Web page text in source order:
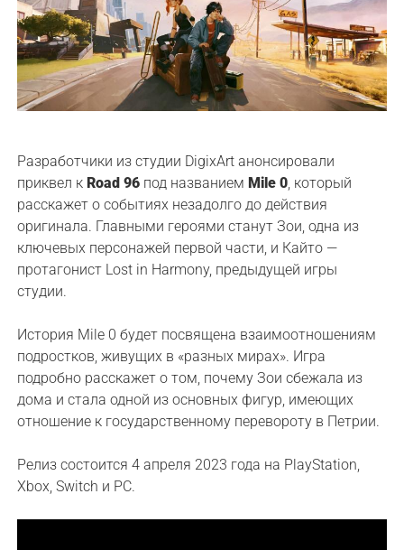
Разработчики из студии DigixArt анонсировали
приквел кRoad 96 под названиемMile 0 , который
расскажет о событиях незадолго до действия
оригинала. Главными героями станут Зои, одна из
ключевых персонажей первой части, и Кайто —
протагонист Lost in Harmony, предыдущей игры
студии.
История Mile 0 будет посвящена взаимоотношениям
подростков, живущих в «разных мирах». Игра
подробно расскажет о том, почему Зои сбежала из
дома и стала одной из основных фигур, имеющих
отношение к государственному перевороту в Петрии.
Релиз состоится 4 апреля 2023 года на PlayStation,
Xbox, Switch и PC.